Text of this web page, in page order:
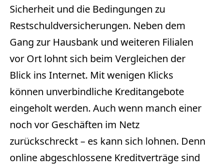
Sicherheit und die Bedingungen zu
Restschuldversicherungen. Neben dem
Gang zur Hausbank und weiteren Filialen
vor Ort lohnt sich beim Vergleichen der
Blick ins Internet. Mit wenigen Klicks
können unverbindliche Kreditangebote
eingeholt werden. Auch wenn manch einer
noch vor Geschäften im Netz
zurückschreckt – es kann sich lohnen. Denn
online abgeschlossene Kreditverträge sind